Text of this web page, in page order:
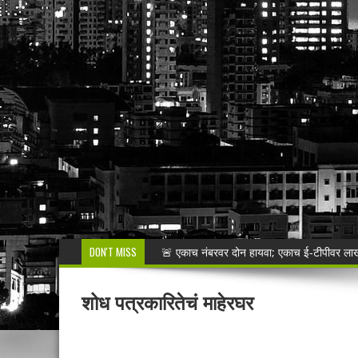
DON'T MISS
🚨 एकाच नंबरवर दोन हायवा; एकाच ई-टीपीवर
शेगाव पोलीस यांचा गर्भपात प्रकरणातील बोगस
मनसेच्या तालुका अध्यक्षा कल्पना पोतर्लावार यांनी
शोध पत्रकारितेचं माहेरघर